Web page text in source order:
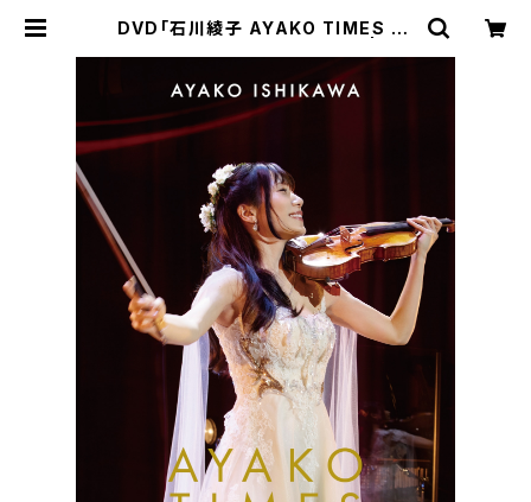
DVD「石川綾子 AYAKO TIMES 10